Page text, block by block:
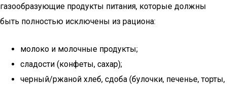
газообразующие продукты питания, которые должны
быть полностью исключены из рациона:
молоко и молочные продукты;
сладости (конфеты, сахар);
черный/ржаной хлеб, сдоба (булочки, печенье, торты,